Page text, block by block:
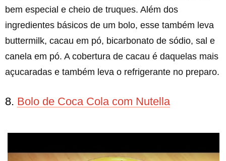
bem especial e cheio de truques. Além dos
ingredientes básicos de um bolo, esse também leva
buttermilk, cacau em pó, bicarbonato de sódio, sal e
canela em pó. A cobertura de cacau é daquelas mais
açucaradas e também leva o refrigerante no preparo.
8. Bolo de Coca Cola com Nutella